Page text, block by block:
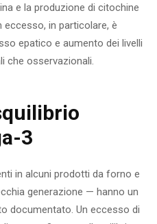
e la produzione di citochine
in particolare, è
epatico e aumento dei livelli
che osservazionali.
3
in alcuni prodotti da forno e
generazione — hanno un
documentato. Un eccesso di